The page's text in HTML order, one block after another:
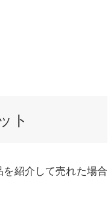
ト
紹介して売れた場合